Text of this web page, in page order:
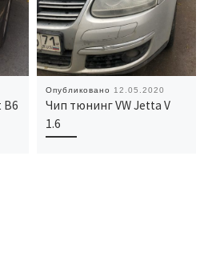
B6
Опубликовано 12.05.2020
Чип тюнинг VW Jetta V
1.6